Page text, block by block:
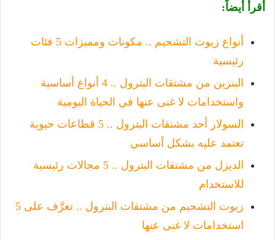
أقرأ أيضاً:
أنواع زيوت التشحيم .. مكونات ومميزات 5 فئات
رئيسية
البنزين من مشتقات البترول .. 4 أنواع أساسية
واستخدامات لا غنى عنها في الحياة اليومية
السولار أحد مشتقات البترول .. 5 قطاعات حيوية
تعتمد عليه بشكل أساسي
الديزل من مشتقات البترول .. 5 مجالات رئيسية
للاستخدام
زيوت التشحيم من مشتقات البترول .. تعرَّف على 5
استخدامات لا غنى عنها